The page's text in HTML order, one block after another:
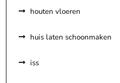
houten vloeren
huis laten schoonmaken
iss